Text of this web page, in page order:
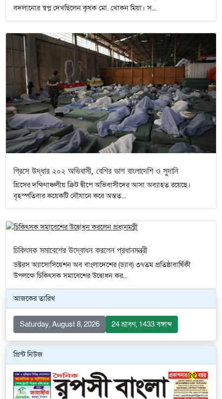
বদলানোর স্বপ্ন দেখছিলেন কৃষক মো. খোকন মিয়া। স...
গ্রিসে উদ্ধার ২০২ অভিবাসী, বেশির ভাগ বাংলাদেশি ও সুদানি
গ্রিসের দক্ষিণাঞ্চলীয় ক্রিট দ্বীপে অভিবাসীদের আসা অব্যাহত রয়েছে।
বৃহস্পতিবার কয়েকটি নৌযানে করে অন্তত...
চিকিৎসক সমাবেশের উদ্বোধন করলেন প্রধানমন্ত্রী
ডক্টরস অ্যাসোসিয়েশন অব বাংলাদেশের (ড্যাব) ৩৭তম প্রতিষ্ঠাবার্ষিকী
উপলক্ষে চিকিৎসক সমাবেশের উদ্বোধন কর...
আজকের তারিখ
Saturday, August 8, 2026 24 শ্রাবণ, 1433 বঙ্গাব্দ
প্রিন্ট নিউজ